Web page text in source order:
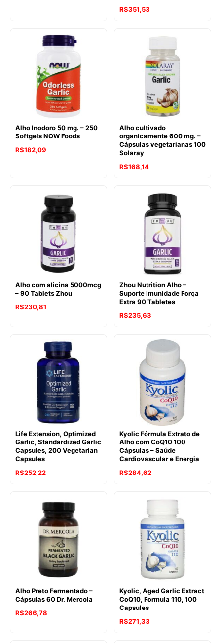
R$351,53
Alho Inodoro 50 mg. – 250
Softgels NOW Foods
R$182,09
Alho cultivado
organicamente 600 mg. –
Cápsulas vegetarianas 100
Solaray
R$168,14
Alho com alicina 5000mcg
– 90 Tablets Zhou
R$230,81
Zhou Nutrition Alho –
Suporte Imunidade Força
Extra 90 Tabletes
R$235,63
Life Extension, Optimized
Garlic, Standardized Garlic
Capsules, 200 Vegetarian
Capsules
R$252,22
Kyolic Fórmula Extrato de
Alho com CoQ10 100
Cápsulas – Saúde
Cardiovascular e Energia
R$284,62
Alho Preto Fermentado –
Cápsulas 60 Dr. Mercola
R$266,78
Kyolic, Aged Garlic Extract
CoQ10, Formula 110, 100
Capsules
R$271,33